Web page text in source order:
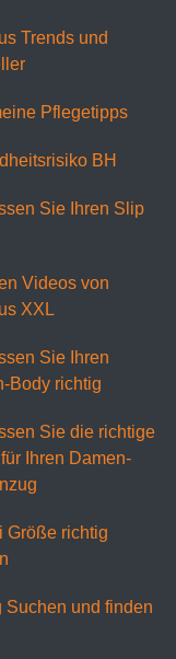
Trends und
Pflegetipps
BH
Sie Ihren Slip
Videos von
XXL
Sie Ihren
Body richtig
Sie die richtige
Ihren Damen-
Größe richtig
Suchen und finden